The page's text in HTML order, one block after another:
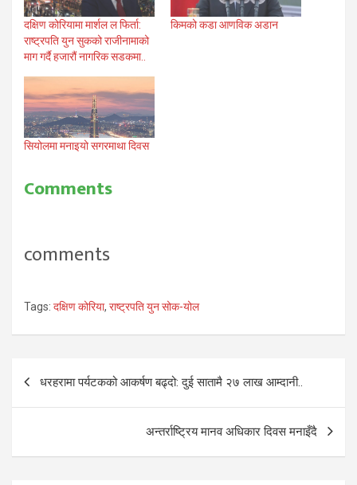
दक्षिण कोरियामा मार्शल ल फिर्ता:
राष्ट्रपति युन सुकको राजीनामाको
माग गर्दै हजारौं नागरिक सडकमा..
किमको कडा आणविक अडान
सियोलमा मनाइयो सगरमाथा दिवस
Comments
comments
Tags: दक्षिण कोरिया, राष्ट्रपति युन सोक-योल
Post
navigation
धरहरामा पर्यटकको आकर्षण बढ्दो: दुई सातामै २७ लाख आम्दानी..
अन्तर्राष्ट्रिय मानव अधिकार दिवस मनाइँदै